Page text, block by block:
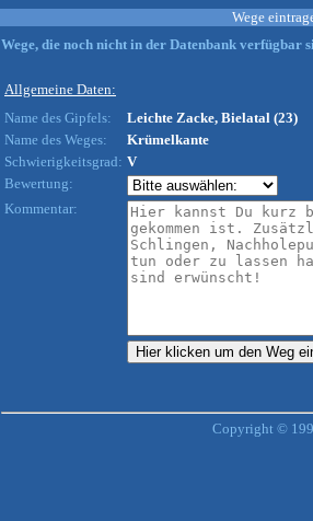
Wege
Wege, die noch nicht in der Datenbank verfügbar
Allgemeine Daten:
Name des Gipfels:
Leichte Zacke, Bielatal (23)
Name des Weges:
Krümelkante
Schwierigkeitsgrad: V
Bewertung:
Kommentar:
Copyright ©